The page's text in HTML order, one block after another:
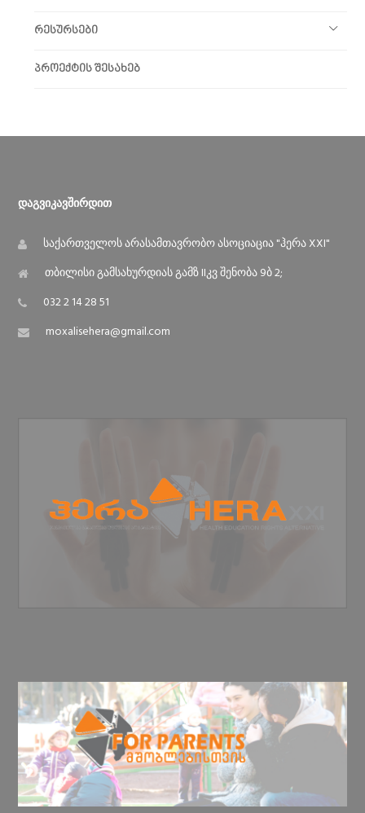
რესურსები
პროექტის შესახებ
Დაგვიკავშირდით
საქართველოს არასამთავრობო ასოციაცია "ჰერა XXI"
თბილისი გამსახურდიას გამზ IIკვ შენობა 9ბ 2;
032 2 14 28 51
moxalisehera@gmail.com